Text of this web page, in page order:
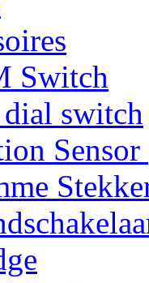
Switch
switch
Sensor